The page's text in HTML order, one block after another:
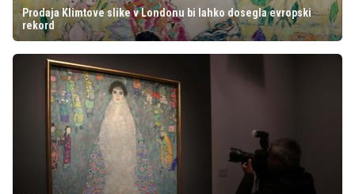
Prodaja Klimtove slike v Londonu bi lahko dosegla evropski
rekord